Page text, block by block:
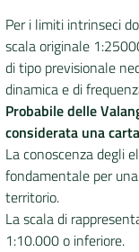
Per i limiti intrinseci
scala originale
di tipo previsionale
dinamica e di
Probabile delle
considerata una
La conoscenza degli
fondamentale per
territorio.
La scala di
1:10.000 o inferiore.